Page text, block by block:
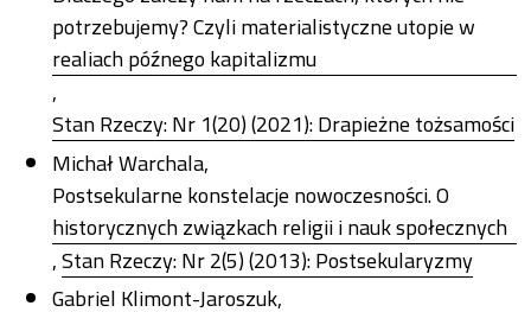
potrzebujemy? Czyli materialistyczne utopie w
realiach późnego kapitalizmu
,
Stan Rzeczy: Nr 1(20) (2021): Drapieżne tożsamości
Michał Warchala,
Postsekularne konstelacje nowoczesności. O
historycznych związkach religii i nauk społecznych
,Stan Rzeczy: Nr 2(5) (2013): Postsekularyzmy
Gabriel Klimont-Jaroszuk,